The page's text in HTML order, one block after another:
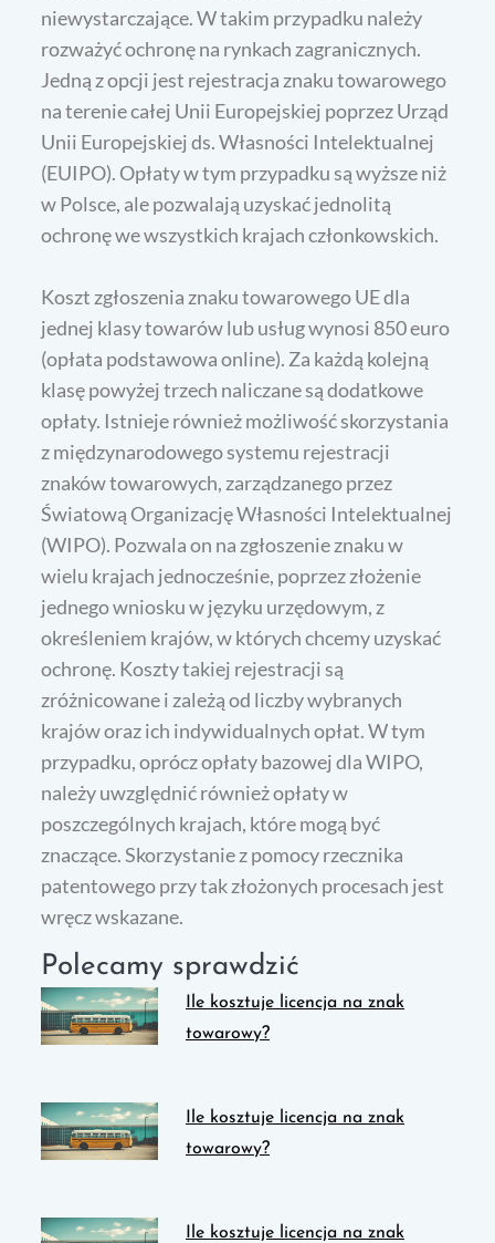
niewystarczające. W takim przypadku należy
rozważyć ochronę na rynkach zagranicznych.
Jedną z opcji jest rejestracja znaku towarowego
na terenie całej Unii Europejskiej poprzez Urząd
Unii Europejskiej ds. Własności Intelektualnej
(EUIPO). Opłaty w tym przypadku są wyższe niż
w Polsce, ale pozwalają uzyskać jednolitą
ochronę we wszystkich krajach członkowskich.
Koszt zgłoszenia znaku towarowego UE dla
jednej klasy towarów lub usług wynosi 850 euro
(opłata podstawowa online). Za każdą kolejną
klasę powyżej trzech naliczane są dodatkowe
opłaty. Istnieje również możliwość skorzystania
z międzynarodowego systemu rejestracji
znaków towarowych, zarządzanego przez
Światową Organizację Własności Intelektualnej
(WIPO). Pozwala on na zgłoszenie znaku w
wielu krajach jednocześnie, poprzez złożenie
jednego wniosku w języku urzędowym, z
określeniem krajów, w których chcemy uzyskać
ochronę. Koszty takiej rejestracji są
zróżnicowane i zależą od liczby wybranych
krajów oraz ich indywidualnych opłat. W tym
przypadku, oprócz opłaty bazowej dla WIPO,
należy uwzględnić również opłaty w
poszczególnych krajach, które mogą być
znaczące. Skorzystanie z pomocy rzecznika
patentowego przy tak złożonych procesach jest
wręcz wskazane.
Polecamy sprawdzić
Ile kosztuje licencja na znak
towarowy?
Ile kosztuje licencja na znak
towarowy?
Ile kosztuje licencja na znak